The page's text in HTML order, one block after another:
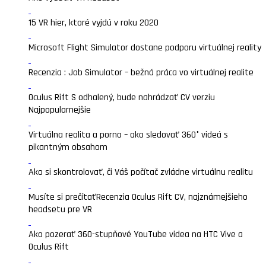
15 VR hier, ktoré vyjdú v roku 2020
Microsoft Flight Simulator dostane podporu virtuálnej reality
Recenzia : Job Simulator – bežná práca vo virtuálnej realite
Oculus Rift S odhalený, bude nahrádzať CV verziu
Najpopularnejšie
Virtuálna realita a porno – ako sledovať 360° videá s
pikantným obsahom
Ako si skontrolovať, či Váš počítač zvládne virtuálnu realitu
Musíte si prečítaťRecenzia Oculus Rift CV, najznámejšieho
headsetu pre VR
Ako pozerať 360-stupňové YouTube videa na HTC Vive a
Oculus Rift